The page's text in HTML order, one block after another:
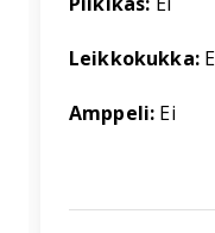
Leikkokukka:
Amppeli: Ei